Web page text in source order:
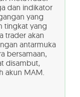
dan indikator
yang
tingkat yang
trader akan
antarmuka
bersamaan,
disambut,
akun MAM.